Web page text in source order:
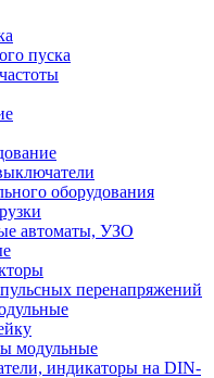
пуска
оборудования
автоматы, УЗО
перенапряжений
модульные
индикаторы на DIN-